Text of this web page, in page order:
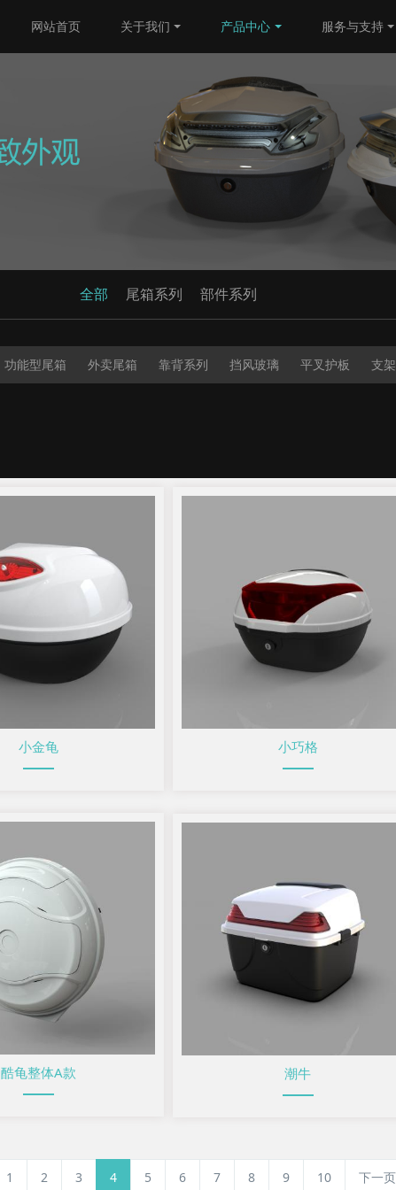
网站首页 关于我们 产品中心 服务与支持
全部 尾箱系列 部件系列
功能型尾箱 外卖尾箱 靠背系列 挡风玻璃 平叉护板 支
小金龟 小巧格
酷龟整体A款 潮牛
1 2 3 4 5 6 7 8 9 10 下一页